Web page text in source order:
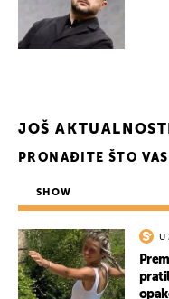
JOŠ AKTUALNOSTI
PRONAĐITE ŠTO
SHOW
U